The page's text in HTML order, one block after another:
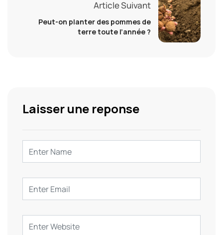
Article Suivant
Peut-on planter des pommes de
terre toute l’année ?
Laisser une reponse